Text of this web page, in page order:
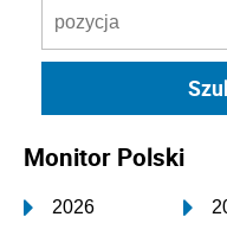
Monitor Polski
2026